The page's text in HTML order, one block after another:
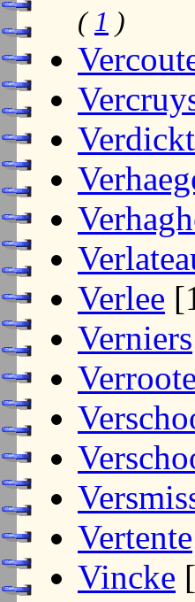
( 1 )
Verdickt
Verlee
Verniers
Vertente
Vincke